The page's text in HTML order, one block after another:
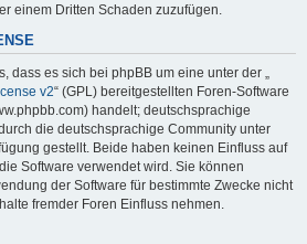
einem Dritten Schaden zuzufügen.
dass es sich bei phpBB um eine unter der „
v2“ (GPL) bereitgestellten Foren-Software
handelt; deutschsprachige
die deutschsprachige Community unter
gestellt. Beide haben keinen Einfluss auf
Software verwendet wird. Sie können
der Software für bestimmte Zwecke nicht
fremder Foren Einfluss nehmen.